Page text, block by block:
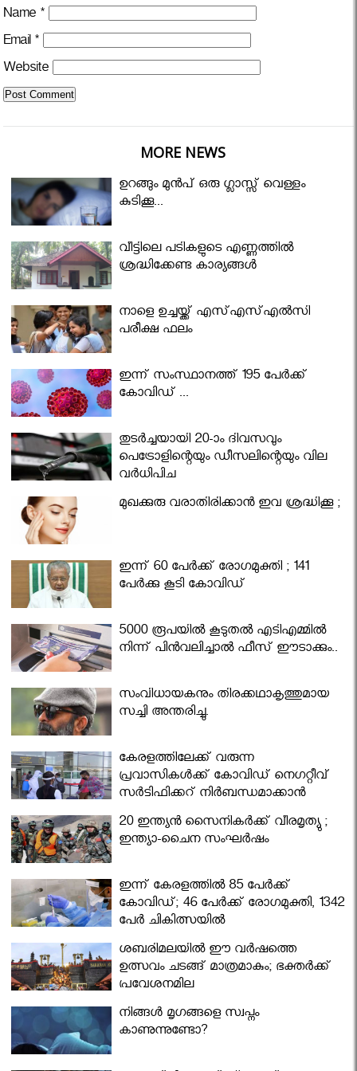
Name *
Email *
Website
MORE NEWS
ഉറങ്ങും മുന്‍പ് ഒരു ഗ്ലാസ്സ് വെള്ളം
കുടിക്കൂ...
വീട്ടിലെ പടികളുടെ എണ്ണത്തിൽ
ശ്രദ്ധിക്കേണ്ട കാര്യങ്ങൾ
നാളെ ഉച്ചയ്ക്ക് എസ്എസ്എല്‍സി
പരീക്ഷ ഫലം
ഇന്ന് സംസ്ഥാനത്ത് 195 പേര്‍ക്ക്
കോവിഡ് ...
തുടർച്ചയായി 20-ാം ദിവസവും
പെട്രോളിന്റെയും ഡീസലിന്റെയും വില
വര്‍ധിപ്പിച്ചു
മുഖക്കുരു വരാതിരിക്കാന്‍ ഇവ ശ്രദ്ധിക്കൂ ;
ഇന്ന് 60 പേർക്ക് രോഗമുക്തി ; 141
പേര്‍ക്കു കൂടി കോവിഡ്
5000 രൂപയിൽ കൂടുതൽ എടിഎമ്മിൽ
നിന്ന് പിൻവലിച്ചാൽ ഫീസ് ഈടാക്കും..
സംവിധായകനും തിരക്കഥാകൃത്തുമായ
സച്ചി അന്തരിച്ചു.
കേരളത്തിലേക്ക് വരുന്ന
പ്രവാസികള്‍ക്ക് കോവിഡ് നെഗറ്റീവ്
സര്‍ട്ടിഫിക്കറ്റ് നിർബന്ധമാക്കാൻ
മന്ത്രിസഭ
20 ഇന്ത്യൻ സൈനികർക്ക് വീരമൃത്യു ;
ഇന്ത്യാ-ചൈന സംഘർഷം
ഇന്ന് കേരളത്തിൽ 85 പേർക്ക്
കോവിഡ്; 46 പേർക്ക് രോഗമുക്തി, 1342
പേർ ചികിത്സയിൽ
ശബരിമലയില്‍ ഈ വർഷത്തെ
ഉത്സവം ചടങ്ങ് മാത്രമാകും; ഭക്തർക്ക്
പ്രവേശനമില്ല
നിങ്ങള്‍ മൃഗങ്ങളെ സ്വപ്നം
കാണുന്നുണ്ടോ?